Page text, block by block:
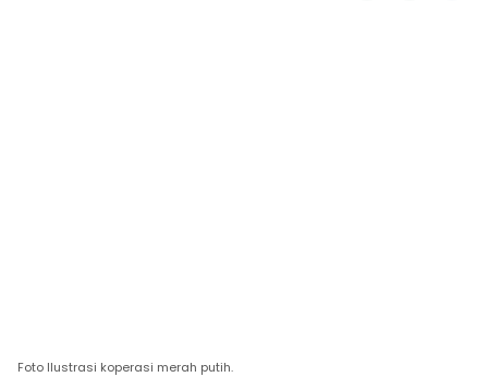
Foto Ilustrasi koperasi merah putih.